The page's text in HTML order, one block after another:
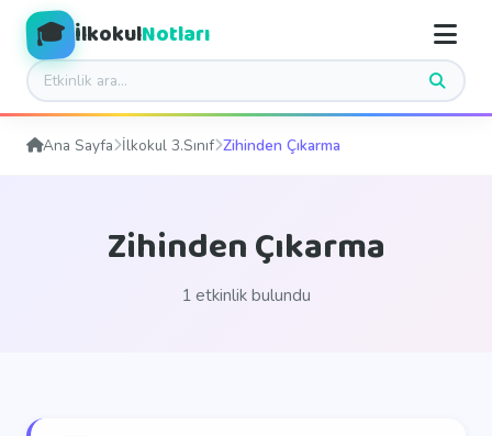
🎓 İlkokulNotları
Ana Sayfa İlkokul 3.Sınıf Zihinden Çıkarma
Zihinden Çıkarma
1 etkinlik bulundu